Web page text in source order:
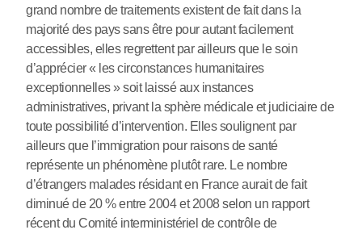
grand nombre de traitements existent de fait dans la
majorité des pays sans être pour autant facilement
accessibles, elles regrettent par ailleurs que le soin
d’apprécier « les circonstances humanitaires
exceptionnelles » soit laissé aux instances
administratives, privant la sphère médicale et judiciaire de
toute possibilité d’intervention. Elles soulignent par
ailleurs que l’immigration pour raisons de santé
représente un phénomène plutôt rare. Le nombre
d’étrangers malades résidant en France aurait de fait
diminué de 20 % entre 2004 et 2008 selon un rapport
récent du Comité interministériel de contrôle de